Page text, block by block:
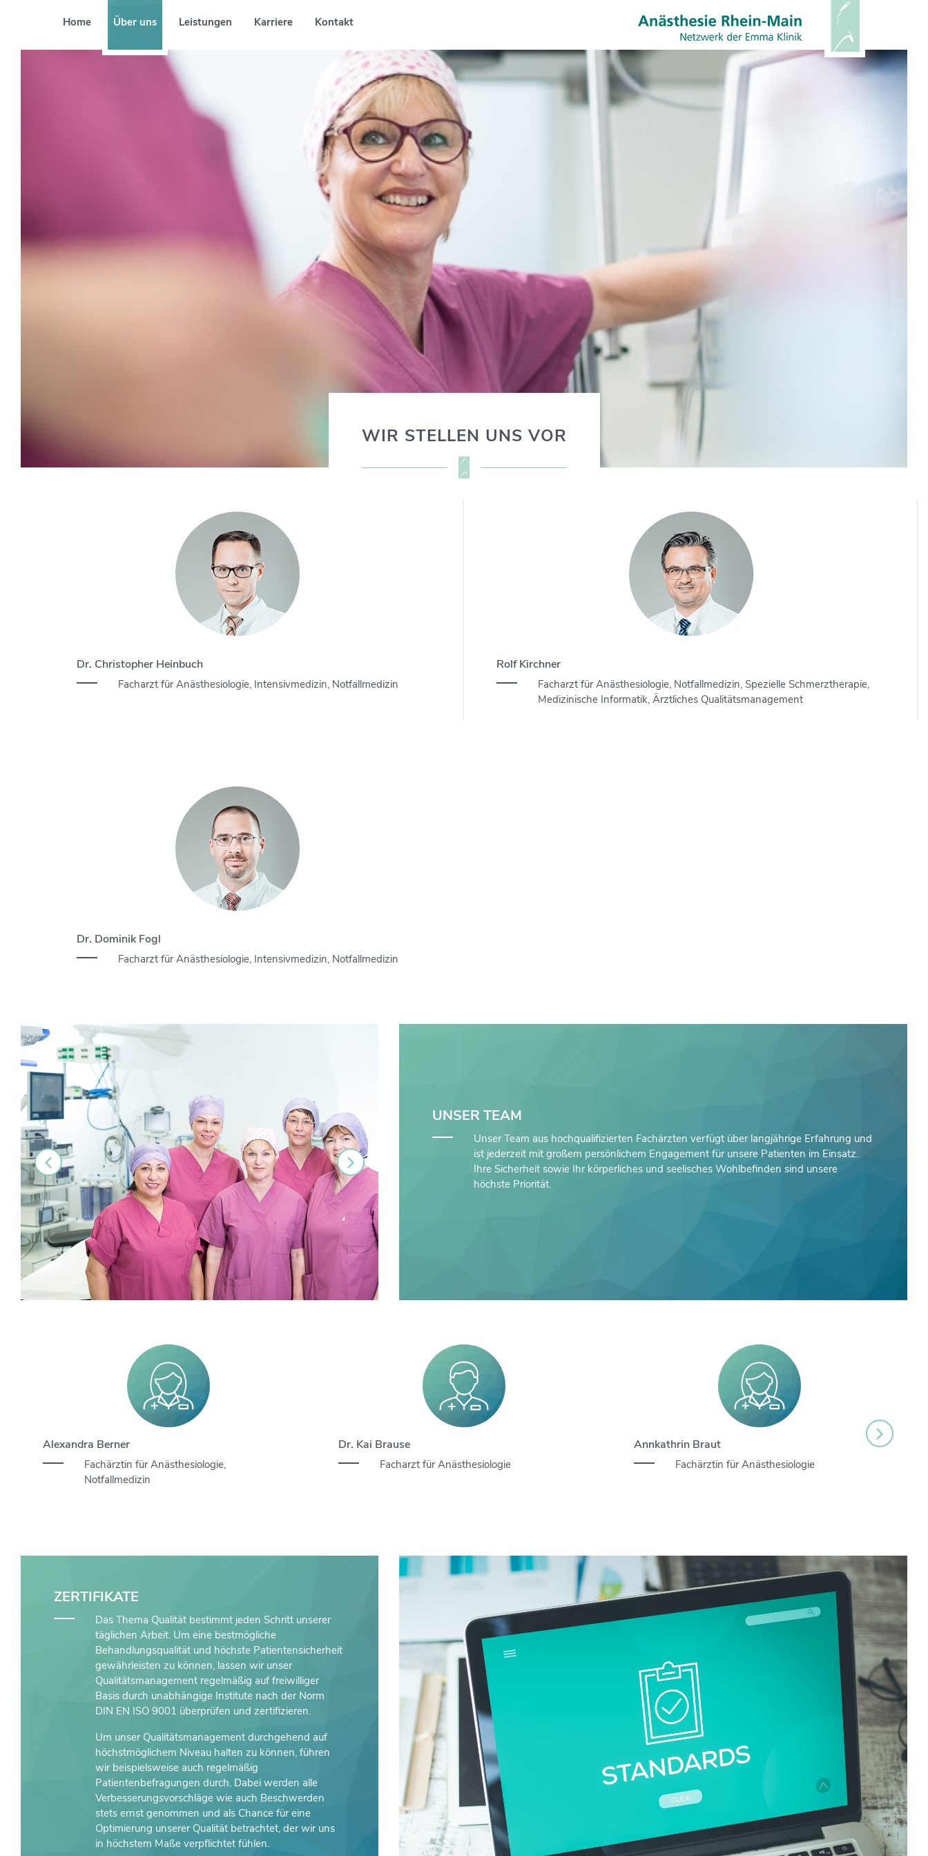
Home Über uns Leistungen Karriere Kontakt
Home
Über
Leistungen Karriere Kontakt
WIR STELLEN UNS VOR
Dr. Christopher Heinbuch
Facharzt für Anästhesiologie, Intensivmedizin, Notfallmedizin
Rolf Kirchner
Facharzt für Anästhesiologie, Notfallmedizin, Spezielle Schmerztherapie,
Medizinische Informatik, Ärztliches Qualitätsmanagement
Dr. Dominik Fogl
Facharzt für Anästhesiologie, Intensivmedizin, Notfallmedizin
UNSER TEAM
Unser Team aus hochqualifizierten Fachärzten verfügt über langjährige Erfahrung und
ist jederzeit mit großem persönlichem Engagement für unsere Patienten im Einsatz.
Ihre Sicherheit sowie Ihr körperliches und seelisches Wohlbefinden sind unsere
höchste Priorität.
Alexandra Berner
Fachärztin für Anästhesiologie,
Notfallmedizin
Dr. Kai Brause
Facharzt für Anästhesiologie
Annkathrin Braut
Fachärztin für Anästhesiologie
ZERTIFIKATE
Das Thema Qualität bestimmt jeden Schritt unserer
täglichen Arbeit. Um eine bestmögliche
Behandlungsqualität und höchste Patientensicherheit
gewährleisten zu können, lassen wir unser
Qualitätsmanagement regelmäßig auf freiwilliger
Basis durch unabhängige Institute nach der Norm
DIN EN ISO 9001 überprüfen und zertifizieren.
Um unser Qualitätsmanagement durchgehend auf
höchstmöglichem Niveau halten zu können, führen
wir beispielsweise auch regelmäßig
Patientenbefragungen durch. Dabei werden alle
Verbesserungsvorschläge wie auch Beschwerden
stets ernst genommen und als Chance für eine
Optimierung unserer Qualität betrachtet, der wir uns
in höchstem Maße verpflichtet fühlen.